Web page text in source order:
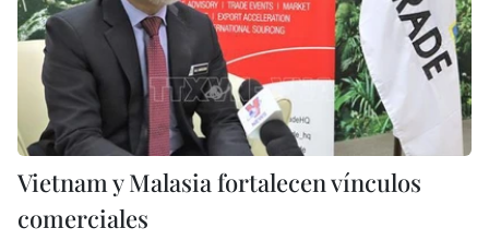
Vietnam y Malasia fortalecen vínculos
comerciales